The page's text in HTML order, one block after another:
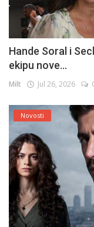
Hande Soral i
ekipu nove...
Milt Jul 26, 2026
Novosti